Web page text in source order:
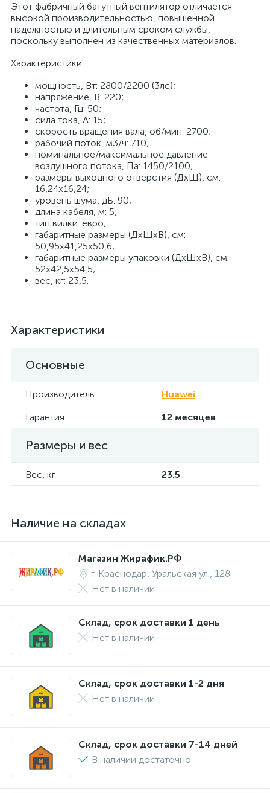
Этот фабричный батутный вентилятор отличается
высокой производительностью, повышенной
надежностью и длительным сроком службы,
поскольку выполнен из качественных материалов.
Характеристики:
мощность, Вт: 2800/2200 (3лс);
напряжение, В: 220;
частота, Гц: 50;
сила тока, А: 15;
скорость вращения вала, об/мин: 2700;
рабочий поток, м3/ч: 710;
номинальное/максимальное давление
воздушного потока, Па: 1450/2100;
размеры выходного отверстия (ДхШ), см:
16,24х16,24;
уровень шума, дБ: 90;
длина кабеля, м: 5;
тип вилки: евро;
габаритные размеры (ДхШхВ), см:
50,95х41,25х50,6;
габаритные размеры упаковки (ДхШхВ), см:
52х42,5х54,5;
вес, кг: 23,5.
Характеристики
Основные
Производитель
Huawei
Гарантия
12 месяцев
Размеры и вес
Вес, кг 23.5
Наличие на складах
Магазин Жирафик.РФ
г. Краснодар, Уральская ул., 128
Нет в наличии
Склад, срок доставки 1 день
Нет в наличии
Склад, срок доставки 1-2 дня
Нет в наличии
Склад, срок доставки 7-14 дней
В наличии достаточно